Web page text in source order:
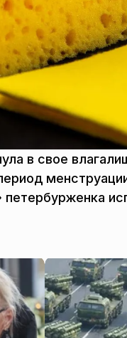
в свое